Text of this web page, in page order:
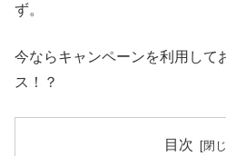
ず。
今ならキャンペーンを利用して
ス！？
目次